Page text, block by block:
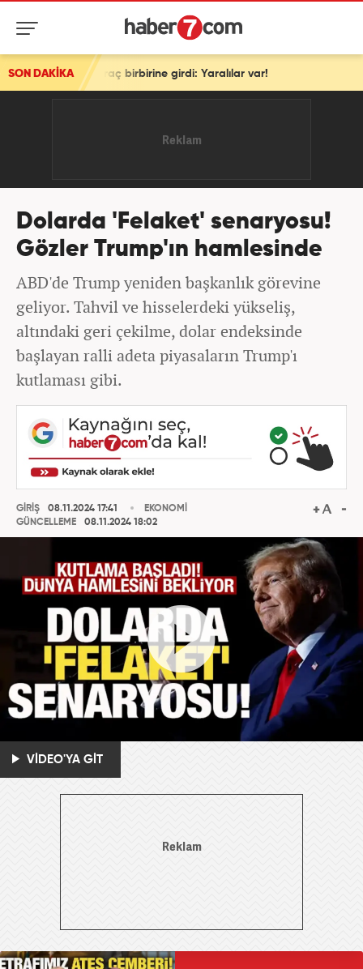
SON DAKİKA
birbirine girdi: Yaralılar var!
Dolarda 'Felaket' senaryosu!
Gözler Trump'ın hamlesinde
ABD'de Trump yeniden başkanlık görevine
geliyor. Tahvil ve hisselerdeki yükseliş,
altındaki geri çekilme, dolar endeksinde
başlayan ralli adeta piyasaların Trump'ı
kutlaması gibi.
GİRİŞ
08.11.2024 17:41
GÜNCELLEME
08.11.2024 18:02
EKONOMİ
VİDEO'YA GİT